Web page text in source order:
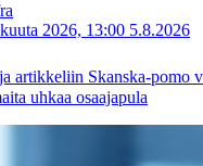
2026, 13:00 5.8.2026
artikkeliin Skanska-pomo
uhkaa osaajapula